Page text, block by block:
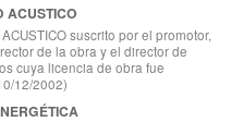
ACUSTICO
suscrito por el promotor,
de la obra y el director de
cuya licencia de obra fue
12/2002)